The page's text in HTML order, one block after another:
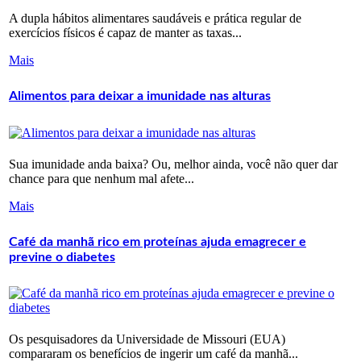
A dupla hábitos alimentares saudáveis e prática regular de
exercícios físicos é capaz de manter as taxas...
Mais
Alimentos para deixar a imunidade nas alturas
Sua imunidade anda baixa? Ou, melhor ainda, você não quer dar
chance para que nenhum mal afete...
Mais
Café da manhã rico em proteínas ajuda emagrecer e
previne o diabetes
Os pesquisadores da Universidade de Missouri (EUA)
compararam os benefícios de ingerir um café da manhã...